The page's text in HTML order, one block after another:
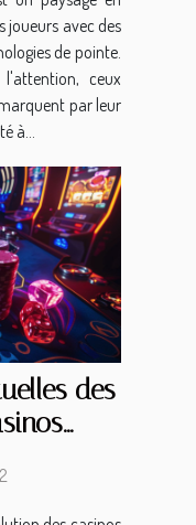
avec des
de pointe.
ceux
par leur
à...
des